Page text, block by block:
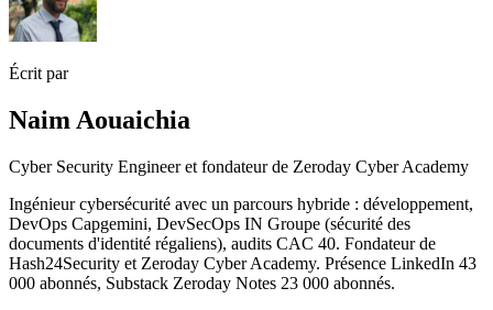
Écrit par
Naim Aouaichia
Cyber Security Engineer et fondateur de Zeroday Cyber Academy
Ingénieur cybersécurité avec un parcours hybride : développement,
DevOps Capgemini, DevSecOps IN Groupe (sécurité des
documents d'identité régaliens), audits CAC 40. Fondateur de
Hash24Security et Zeroday Cyber Academy. Présence LinkedIn 43
000 abonnés, Substack Zeroday Notes 23 000 abonnés.